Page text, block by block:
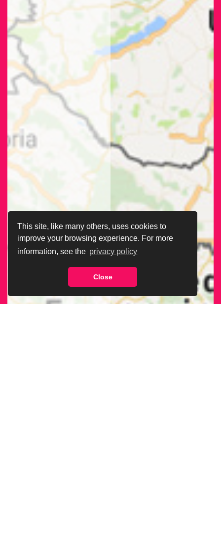
This site, like many others, uses cookies to
improve your browsing experience. For more
information, see the privacy policy
Close